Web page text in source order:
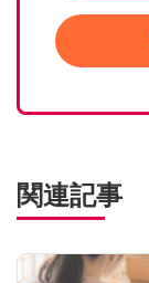
関連記事